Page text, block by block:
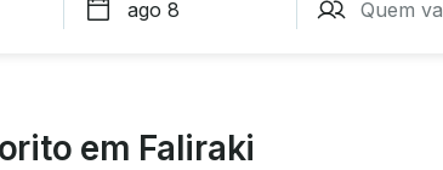
em Faliraki